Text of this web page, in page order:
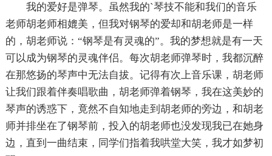
我的爱好是弹琴。虽然我的`琴技不能和我们的音乐
老师胡老师相媲美，但我对钢琴的爱却和胡老师是一样
的，胡老师说：“钢琴是有灵魂的”。我的梦想就是有一天
可以成为钢琴的灵魂伴侣。每次胡老师弹琴时，我都沉醉
在那悠扬的琴声中无法自拔。记得有次上音乐课，胡老师
让我们跟着伴奏唱歌曲，胡老师弹着钢琴，我在这美妙的
琴声的诱惑下，竟然不自知地走到胡老师的旁边，和胡老
师并排坐在了钢琴前，投入的胡老师也没发现我已在她身
边，直到一曲结束，同学们指着我哄堂大笑，我才如梦初